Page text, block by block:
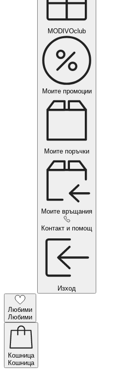
MODIVOclub
Моите промоции
Моите поръчки
Моите връщания
Контакт и помощ
Изход
Любими
Любими
Кошница
Кошница